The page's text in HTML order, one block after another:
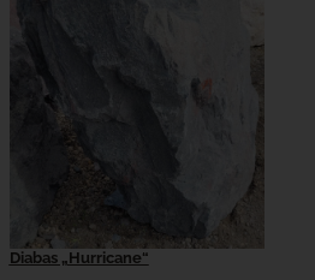
Diabas „Hurricane“